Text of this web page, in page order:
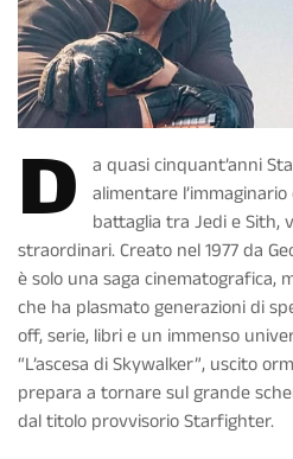
D a quasi cinquant’anni
alimentare
battaglia tra Jedi e Sith,
straordinari. Creato nel 1977 da
è solo una saga cinematografica,
che ha plasmato generazioni di
off, serie, libri e un immenso
“L’ascesa di Skywalker”, uscito
prepara a tornare sul grande
dal titolo provvisorio Starfighter.